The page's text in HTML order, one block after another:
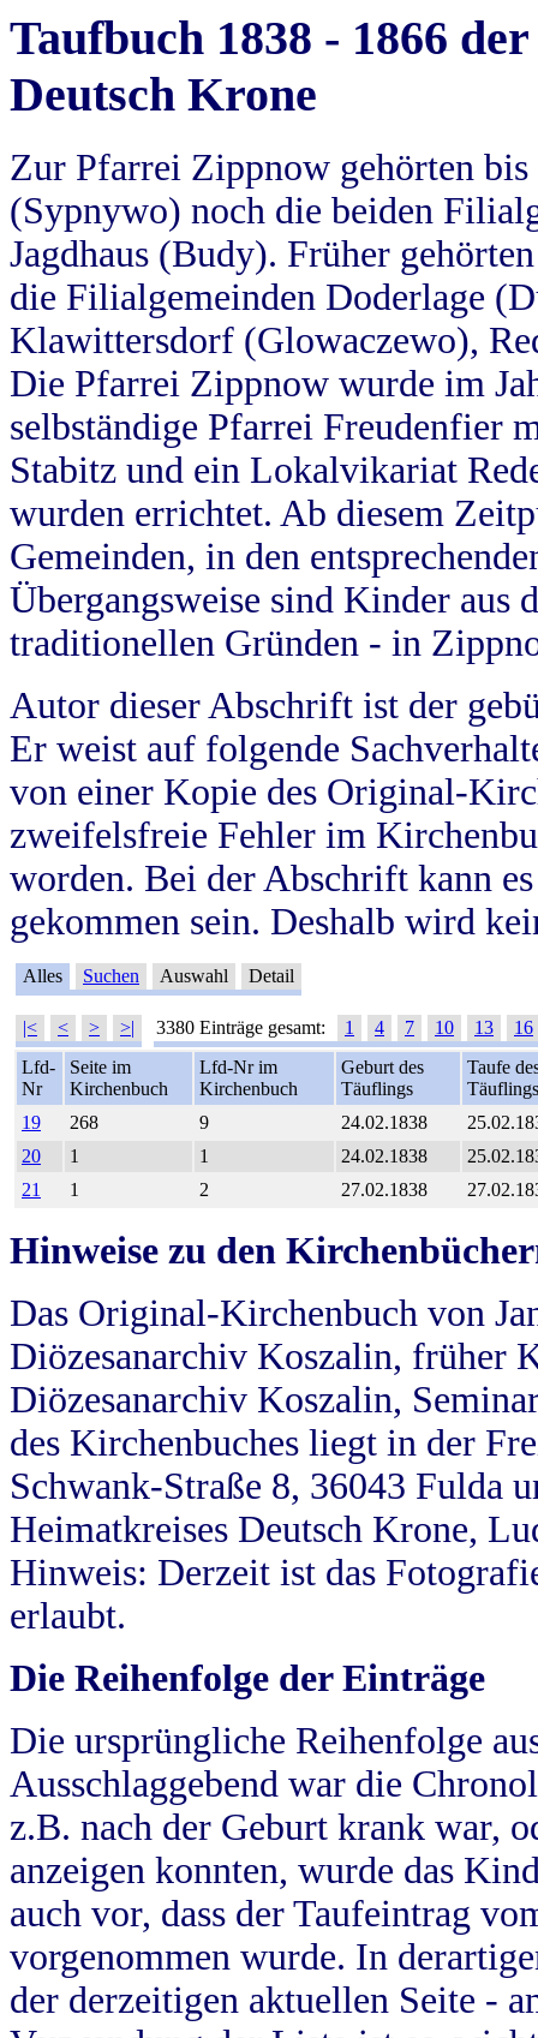
Taufbuch 1838 - 1866
Deutsch Krone
Zur Pfarrei Zippnow gehörten
(Sypnywo) noch die beiden
Jagdhaus (Budy). Früher
die Filialgemeinden Doderlage
Klawittersdorf (Glowaczewo),
Die Pfarrei Zippnow wurde im
selbständige Pfarrei Freudenfier
Stabitz und ein Lokalvikariat
wurden errichtet. Ab diesem
Gemeinden, in den
Übergangsweise sind Kinder aus
traditionellen Gründen - in
Autor dieser Abschrift ist der
Er weist auf folgende
von einer Kopie des Original-
zweifelsfreie Fehler im
worden. Bei der Abschrift kann
gekommen sein. Deshalb wird
Alles Suchen Auswahl Detail
|< < > >| 3380 Einträge gesamt: 1 4 7 10 13
16
Lfd-
Nr
Seite im
Kirchenbuch
Lfd-Nr im
Kirchenbuch
Geburt des
Täuflings
Taufe
Täuflings
19
268 9 24.02.1838
20
1 1 24.02.1838
21
1 2 27.02.1838
Hinweise zu den
Das Original-Kirchenbuch von
Diözesanarchiv Koszalin, früher
Diözesanarchiv Koszalin,
des Kirchenbuches liegt in der
Schwank-Straße 8, 36043 Fulda
Heimatkreises Deutsch Krone,
Hinweis: Derzeit ist das
erlaubt.
Die Reihenfolge der Einträge
Die ursprüngliche Reihenfolge
Ausschlaggebend war die
z.B. nach der Geburt krank war,
anzeigen konnten, wurde das
auch vor, dass der Taufeintrag
vorgenommen wurde. In
der derzeitigen aktuellen Seite -